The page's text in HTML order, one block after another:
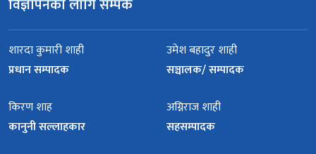
विज्ञापनका लागि सम्पर्क
शारदा कुमारी शाही
प्रधान सम्पादक
उमेश बहादुर शाही
सञ्चालक/ सम्पादक
किरण शाह
कानुनी सल्लाहकार
अग्निराज शाही
सहसम्पादक